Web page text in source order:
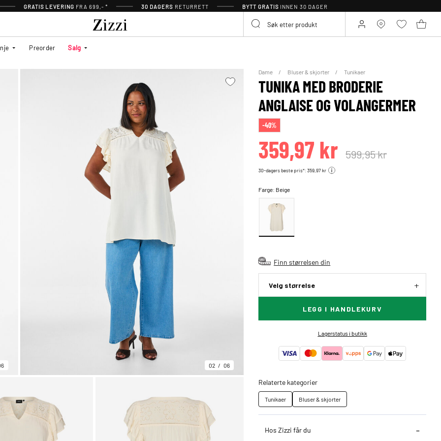
GRATIS LEVERING FRA 699,- * 30 DAGERS RETURRETT BYTT GRATISINNEN 30 DAGER
Preorder Salg
02 06
Dame Bluser & skjorter Tunikaer
TUNIKA MED BRODERIE
ANGLAISE OG VOLANGERMER
-40%
359,97 kr 599,95 kr
30-dagers beste pris*: 359,97 kr
Farge: Beige
Finn størrelsen din
Velg størrelse
LEGG I HANDLEKURV
Lagerstatus i butikk
Relaterte kategorier
Tunikaer Bluser & skjorter
Hos Zizzi får du